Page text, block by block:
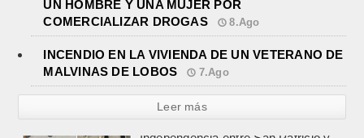
UN HOMBRE Y UNA MUJER POR
COMERCIALIZAR DROGAS
8.Ago
INCENDIO EN LA VIVIENDA DE UN VETERANO DE
MALVINAS DE LOBOS
7.Ago
Leer más